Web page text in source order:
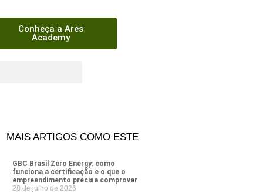
Conheça a Ares
Academy
MAIS ARTIGOS COMO ESTE
GBC Brasil Zero Energy: como
funciona a certificação e o que o
empreendimento precisa comprovar
28 de julho de 2026